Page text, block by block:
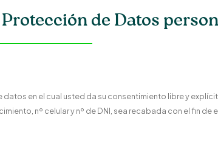
de Datos
datos en el cual usted da su consentimiento libre y
nº celular y nº de DNI, sea recabada con el fin de